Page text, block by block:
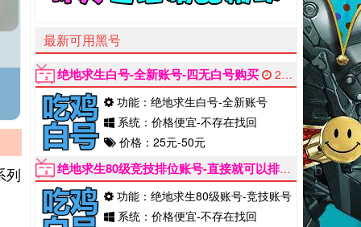
列
最新可用黑号
绝地求生白号-全新账号-四无白号购买
2022-06-12
功能：绝地求生白号-全新账号
系统：价格便宜-不存在找回
价格：25元-50元
绝地求生80级竞技排位账号-直接就可以排位
2022-06-
功能：绝地求生80级账号-竞技账号
系统：价格便宜-不存在找回